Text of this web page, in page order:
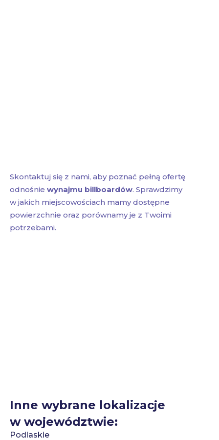
Skontaktuj się z nami, aby poznać pełną ofertę
odnośnie wynajmu billboardów. Sprawdzimy
w jakich miejscowościach mamy dostępne
powierzchnie oraz porównamy je z Twoimi
potrzebami.
Inne wybrane lokalizacje
w województwie:
Podlaskie